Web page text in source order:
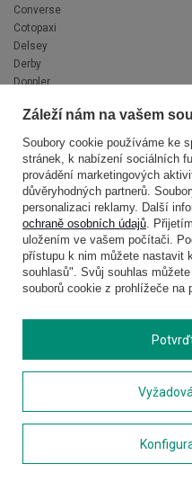
Converse
Cotopaxi
Delsey
Derby
Doppler
Dr.Bacty
Esprit
Happy Rain
Fjallraven
Hedgren
Herschel
Jeep
Knirps
LEGO
National Geographic
Záleží nám na vašem
Soubory cookie používáme ke
stránek, k nabízení sociálních
provádění marketingových
důvěryhodných partnerů.
personalizaci reklamy. Další
ochraně osobních údajů.
uložením ve vašem počítači.
přístupu k nim můžete nastavit
souhlasů". Svůj souhlas
souborů cookie z prohlížeče na